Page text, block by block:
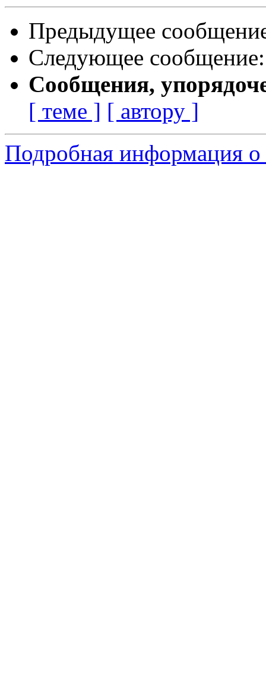
Предыдущее
Следующее
Сообщения,
[ теме ] [ автору ]
Подробная информация о